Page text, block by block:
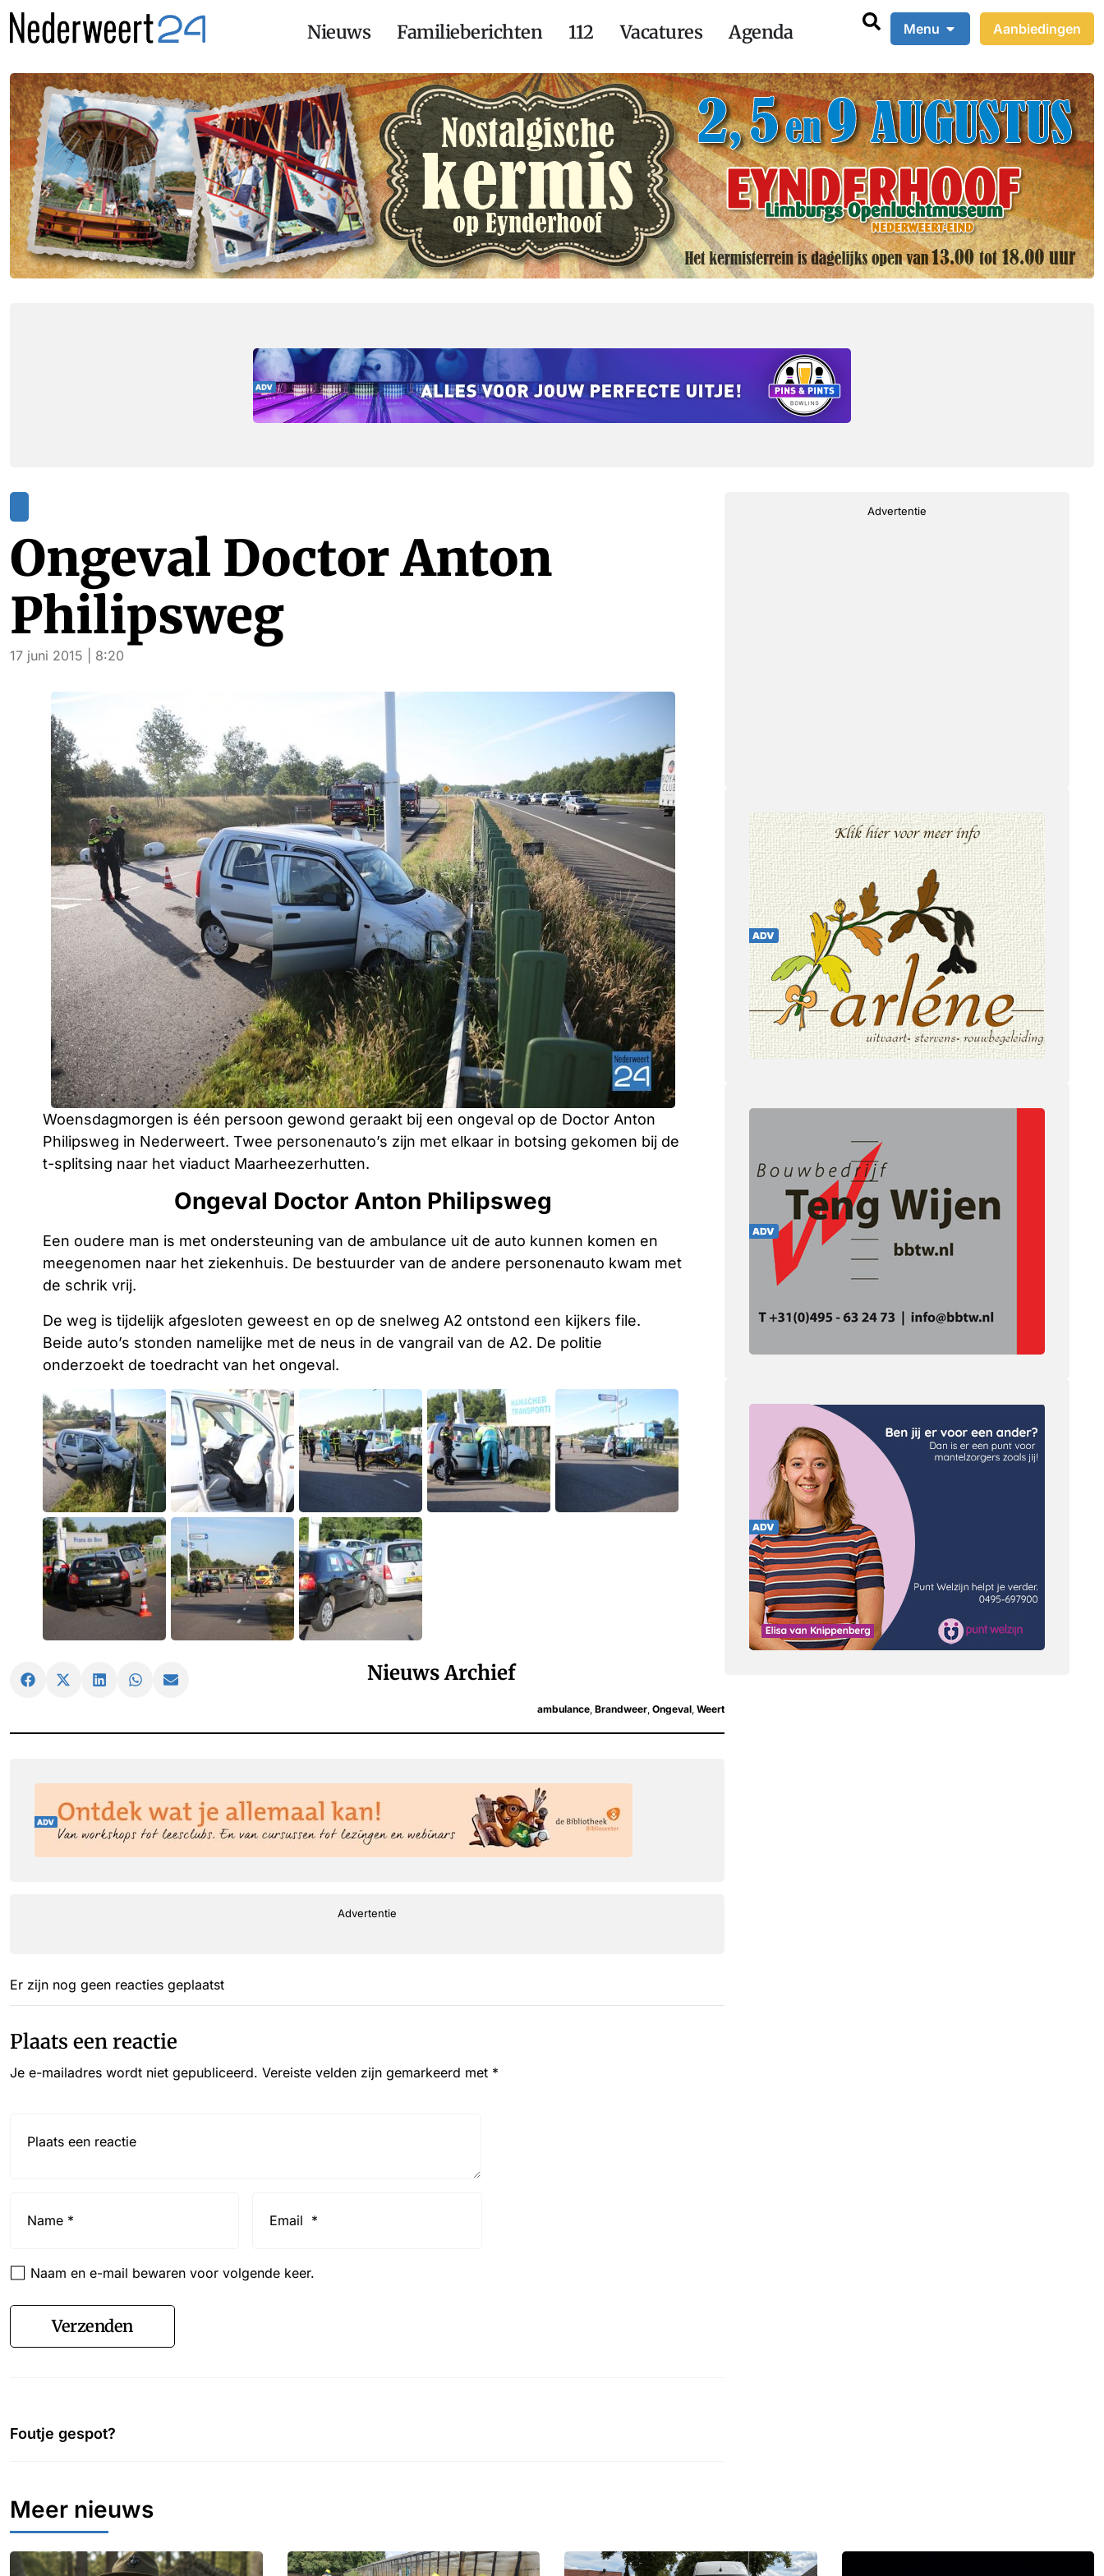
Nieuws Familieberichten 112 Vacatures Agenda Menu Aanbiedingen
Ongeval Doctor Anton
Philipsweg
17 juni 2015 | 8:20
Woensdagmorgen is één persoon gewond geraakt bij een ongeval op de Doctor Anton
Philipsweg in Nederweert. Twee personenauto’s zijn met elkaar in botsing gekomen bij de
t-splitsing naar het viaduct Maarheezerhutten.
Ongeval Doctor Anton Philipsweg
Een oudere man is met ondersteuning van de ambulance uit de auto kunnen komen en
meegenomen naar het ziekenhuis. De bestuurder van de andere personenauto kwam met
de schrik vrij.
De weg is tijdelijk afgesloten geweest en op de snelweg A2 ontstond een kijkers file.
Beide auto’s stonden namelijke met de neus in de vangrail van de A2. De politie
onderzoekt de toedracht van het ongeval.
Nieuws Archief
ambulance Brandweer Ongeval Weert
Advertentie
Er zijn nog geen reacties geplaatst
Plaats een reactie
Je e-mailadres wordt niet gepubliceerd. Vereiste velden zijn gemarkeerd met *
Naam en e-mail bewaren voor volgende keer.
Verzenden
Advertentie
Foutje gespot?
Meer nieuws